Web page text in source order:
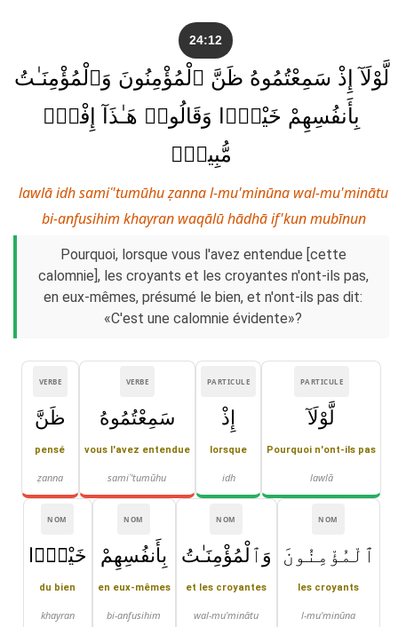
24:12
لَّوْلَآ إِذْ سَمِعْتُمُوهُ ظَنَّ ٱلْمُؤْمِنُونَ وَٱلْمُؤْمِنَـٰتُ
بِأَنفُسِهِمْ خَيْرًۭا وَقَالُوا۟ هَـٰذَآ إِفْكٌۭ
مُّبِينٌۭ
lawlā idh samiʿ'tumūhu ẓanna l-mu'minūna wal-mu'minātu
bi-anfusihim khayran waqālū hādhā if'kun mubīnun
Pourquoi, lorsque vous l'avez entendue [cette
calomnie], les croyants et les croyantes n'ont-ils pas,
en eux-mêmes, présumé le bien, et n'ont-ils pas dit:
«C'est une calomnie évidente»?
PARTICULE
لَّوْلَآ
Pourquoi n'ont-ils pas
lawlā
PARTICULE
إِذْ
lorsque
idh
VERBE
سَمِعْتُمُوهُ
vous l'avez entendue
samiʿ'tumūhu
VERBE
ظَنَّ
pensé
ẓanna
NOM
ٱلْمُؤْمِنُونَ
les croyants
l-mu'minūna
NOM
وَٱلْمُؤْمِنَـٰتُ
et les croyantes
wal-mu'minātu
NOM
بِأَنفُسِهِمْ
en eux-mêmes
bi-anfusihim
NOM
خَيْرًۭا
du bien
khayran